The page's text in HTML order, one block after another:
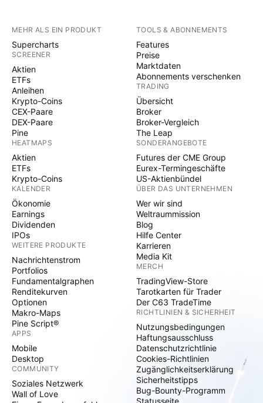
MEHR ALS EIN PRODUKT
Supercharts
SCREENER
Aktien
ETFs
Anleihen
Krypto-Coins
CEX-Paare
DEX-Paare
Pine
HEATMAPS
Aktien
ETFs
Krypto-Coins
KALENDER
Ökonomie
Earnings
Dividenden
IPOs
WEITERE PRODUKTE
Nachrichtenstrom
Portfolios
Fundamentalgraphen
Renditekurven
Optionen
Makro-Maps
Pine Script®
APPS
Mobile
Desktop
COMMUNITY
Soziales Netzwerk
Wall of Love
TOOLS & ABONNEMENTS
Features
Preise
Marktdaten
Abonnements verschenken
TRADING
Übersicht
Broker
Broker-Vergleich
The Leap
SONDERANGEBOTE
Futures der CME Group
Eurex-Termingeschäfte
US-Aktienbündel
ÜBER DAS UNTERNEHMEN
Wer wir sind
Weltraummission
Blog
Hilfe Center
Karrieren
Media Kit
MERCH
TradingView-Store
Tarotkarten für Trader
Der C63 TradeTime
RICHTLINIEN & SICHERHEIT
Nutzungsbedingungen
Haftungsausschluss
Datenschutzrichtlinie
Cookies-Richtlinien
Zugänglichkeitserklärung
Sicherheitstipps
Bug-Bounty-Programm
Statusseite